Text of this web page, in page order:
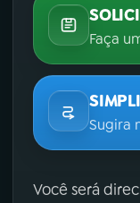
Faça
Sugira
Você será